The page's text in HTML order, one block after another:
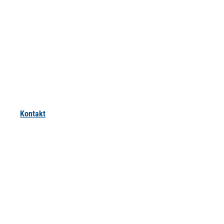
Kontakt